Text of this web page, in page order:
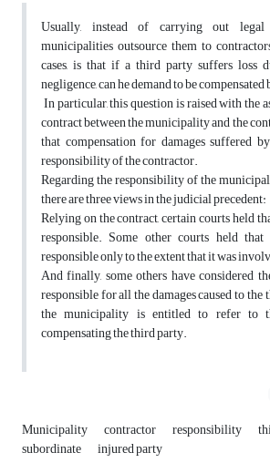
Usually, instead of carrying out legal
municipalities outsource them to
cases, is that if a third party suffers loss
negligence, can he demand to be
In particular, this question is raised with the
contract between the municipality and the
that compensation for damages suffered
responsibility of the contractor.
Regarding the responsibility of the
there are three views in the judicial precedent:
Relying on the contract, certain courts held
responsible. Some other courts held
responsible only to the extent that it was
And finally, some others have considered
responsible for all the damages caused to
the municipality is entitled to refer to
compensating the third party.
Municipality contractor responsibility
subordinate injured party